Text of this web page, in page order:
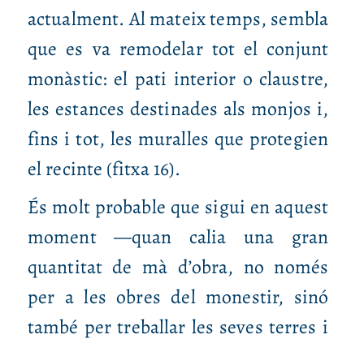
actualment. Al mateix temps, sembla
que es va remodelar tot el conjunt
monàstic: el pati interior o claustre,
les estances destinades als monjos i,
fins i tot, les muralles que protegien
el recinte (fitxa 16).
És molt probable que sigui en aquest
moment —quan calia una gran
quantitat de mà d’obra, no només
per a les obres del monestir, sinó
també per treballar les seves terres i